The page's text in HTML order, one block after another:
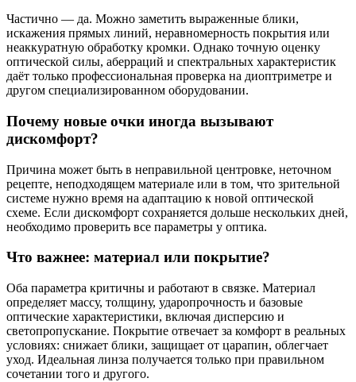
Частично — да. Можно заметить выраженные блики,
искажения прямых линий, неравномерность покрытия или
неаккуратную обработку кромки. Однако точную оценку
оптической силы, аберраций и спектральных характеристик
даёт только профессиональная проверка на диоптриметре и
другом специализированном оборудовании.
Почему новые очки иногда вызывают
дискомфорт?
Причина может быть в неправильной центровке, неточном
рецепте, неподходящем материале или в том, что зрительной
системе нужно время на адаптацию к новой оптической
схеме. Если дискомфорт сохраняется дольше нескольких дней,
необходимо проверить все параметры у оптика.
Что важнее: материал или покрытие?
Оба параметра критичны и работают в связке. Материал
определяет массу, толщину, ударопрочность и базовые
оптические характеристики, включая дисперсию и
светопропускание. Покрытие отвечает за комфорт в реальных
условиях: снижает блики, защищает от царапин, облегчает
уход. Идеальная линза получается только при правильном
сочетании того и другого.